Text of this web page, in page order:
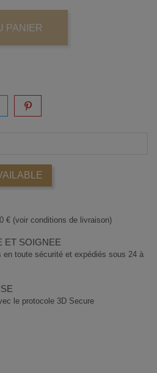
PANIER
€ (voir conditions de livraison)
ET SOIGNEE
toute sécurité et expédiés sous 24 à
le protocole 3D Secure